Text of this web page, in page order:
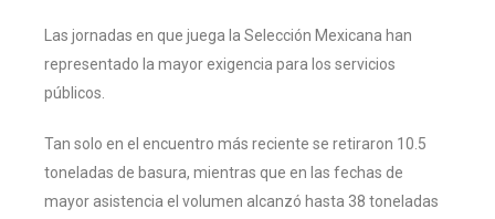
Las jornadas en que juega la Selección Mexicana han
representado la mayor exigencia para los servicios
públicos.
Tan solo en el encuentro más reciente se retiraron 10.5
toneladas de basura, mientras que en las fechas de
mayor asistencia el volumen alcanzó hasta 38 toneladas